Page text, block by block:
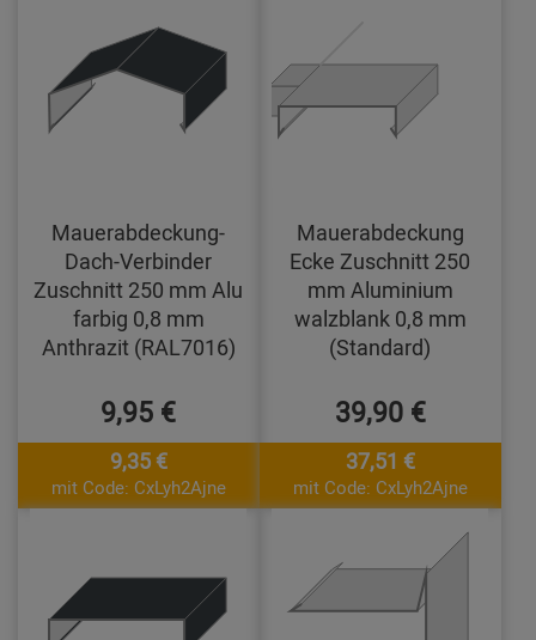
Mauerabdeckung-
Dach-Verbinder
Zuschnitt 250 mm Alu
farbig 0,8 mm
Anthrazit (RAL7016)
9,95 €
9,35 €
mit Code: CxLyh2Ajne
Mauerabdeckung
Ecke Zuschnitt 250
mm Aluminium
walzblank 0,8 mm
(Standard)
39,90 €
37,51 €
mit Code: CxLyh2Ajne